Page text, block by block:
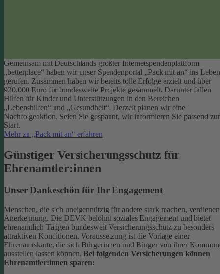
Gemeinsam mit Deutschlands größter Internetspendenplattform
„betterplace“ haben wir unser Spendenportal „Pack mit an“ ins Leben
gerufen. Zusammen haben wir bereits tolle Erfolge erzielt und über
920.000 Euro für bundesweite Projekte gesammelt. Darunter fallen
Hilfen für Kinder und Unterstützungen in den Bereichen
„Lebenshilfen“ und „Gesundheit“. Derzeit planen wir eine
Nachfolgeaktion. Seien Sie gespannt, wir informieren Sie passend
Start.
Mehr zu „Pack mit an“ erfahren
Günstiger Versicherungsschutz für
Ehrenamtler:innen
Unser Dankeschön für Ihr Engagement
Menschen, die sich uneigennützig für andere stark machen, verdienen
Anerkennung. Die DEVK belohnt soziales Engagement und bietet
ehrenamtlich Tätigen bundesweit Versicherungsschutz zu besonders
attraktiven Konditionen. Voraussetzung ist die Vorlage einer
Ehrenamtskarte, die sich Bürgerinnen und Bürger von ihrer
ausstellen lassen können. Bei folgenden Versicherungen können
Ehrenamtler:innen sparen: